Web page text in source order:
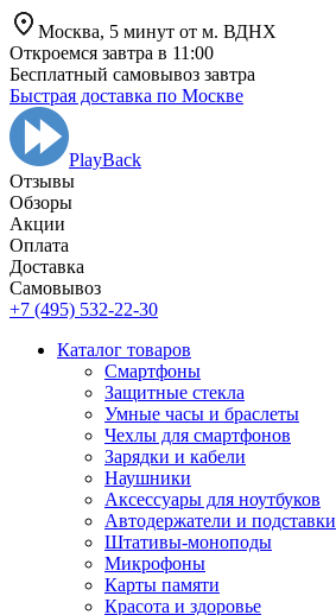
Москва, 5 минут от м. ВДНХ
Откроемся завтра в 11:00
Бесплатный самовывоз завтра
Быстрая доставка по Москве
PlayBack
Отзывы
Обзоры
Aкции
Оплата
Доставка
Самовывоз
+7 (495) 532-22-30
Каталог товаров
Смартфоны
Защитные стекла
Умные часы и браслеты
Чехлы для смартфонов
Зарядки и кабели
Наушники
Аксессуары для ноутбуков
Автодержатели и подставки
Штативы-моноподы
Микрофоны
Карты памяти
Красота и здоровье